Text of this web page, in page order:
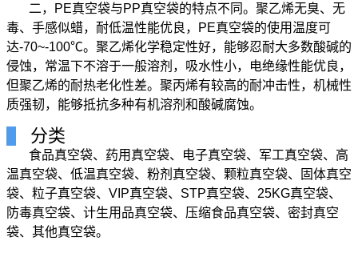
二，PE真空袋与PP真空袋的特点不同。聚乙烯无臭、无
毒、手感似蜡，耐低温性能优良，PE真空袋的使用温度可
达-70~-100℃。聚乙烯化学稳定性好，能够忍耐大多数酸碱的
侵蚀，常温下不溶于一般溶剂，吸水性小，电绝缘性能优良，
但聚乙烯的耐热老化性差。聚丙烯有较高的耐冲击性，机械性
质强韧，能够抵抗多种有机溶剂和酸碱腐蚀。
分类
食品真空袋、药用真空袋、电子真空袋、军工真空袋、高
温真空袋、低温真空袋、粉剂真空袋、颗粒真空袋、固体真空
袋、粒子真空袋、VIP真空袋、STP真空袋、25KG真空袋、
防毒真空袋、计生用品真空袋、压缩食品真空袋、密封真空
袋、其他真空袋。